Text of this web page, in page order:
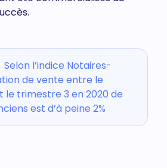
l’indice Notaires-
de vente entre le
le trimestre 3 en 2020 de
est d’à peine 2%